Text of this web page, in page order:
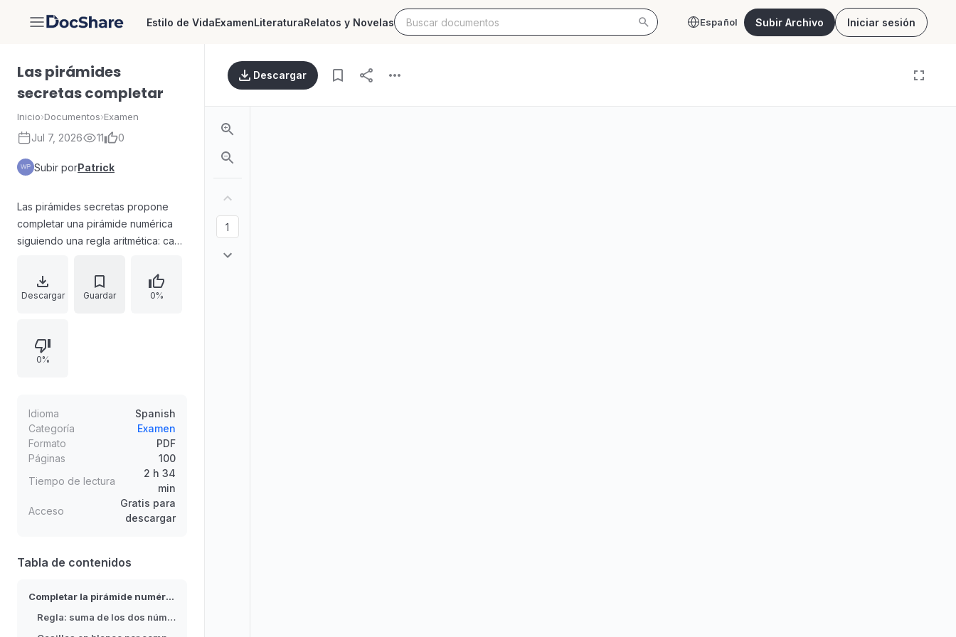
DocShare Estilo de VidaExamenLiteraturaRelatos y Novelas Español Subir Archivo Iniciar sesión
Las pirámides
secretas completar
Inicio›Documentos›Examen
Jul 7, 2026 11 0
Subir porPatrick
Las pirámides secretas propone
completar una pirámide numérica
siguiendo una regla aritmética: cada
los dos números situados justo
debajo. El documento presenta
y el resto de casillas en blanco. El
objetivo es deducir los valores
sistemática.
Descargar Guardar 0%
0%
Idioma
Spanish
Categoría
Examen
Formato
PDF
Páginas
100
Tiempo de lectura
2 h 34
min
Acceso
Gratis para
descargar
Tabla de contenidos
Completar la pirámide numérica
Regla: suma de los dos números inferiores
Descargar